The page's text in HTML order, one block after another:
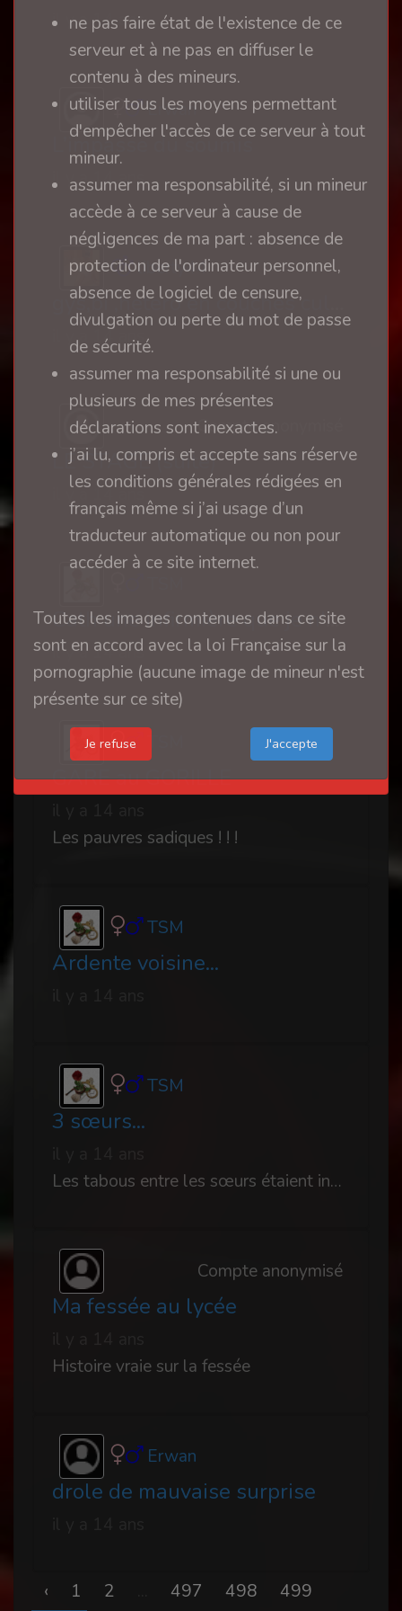
il y a 14 ans
Erwan
L’impasse du soumis
il y a 14 ans
liberty44
il y a 14 ans
Compte anonymisé
LE STAGE (suite)
il y a 14 ans
Cath une infirmière que je n'ai toujours pas oubliée
il y a 14 ans
GARE au GORILLE
Les pauvres sadiques ! ! !
TSM
Ardente voisine...
TSM
3 sœurs...
Les tabous entre les sœurs étaient inexistants, car comme elles le disaient elles-même, en amour, nous considérons que nous sommes d'abord des femmes.
Compte anonymisé
Ma fessée au lycée
Histoire vraie sur la fessée
Erwan
drole de mauvaise surprise
‹ 1 2 497 498 499
ne pas faire état de l'existence de ce
serveur et à ne pas en diffuser le
contenu à des mineurs.
utiliser tous les moyens permettant
d'empêcher l'accès de ce serveur à tout
mineur.
assumer ma responsabilité, si un mineur
accède à ce serveur à cause de
négligences de ma part : absence de
protection de l'ordinateur personnel,
absence de logiciel de censure,
divulgation ou perte du mot de passe
de sécurité.
assumer ma responsabilité si une ou
plusieurs de mes présentes
déclarations sont inexactes.
j’ai lu, compris et accepte sans réserve
les conditions générales rédigées en
français même si j’ai usage d’un
traducteur automatique ou non pour
accéder à ce site internet.
Toutes les images contenues dans ce site
sont en accord avec la loi Française sur la
pornographie (aucune image de mineur n'est
présente sur ce site)
Je refuse